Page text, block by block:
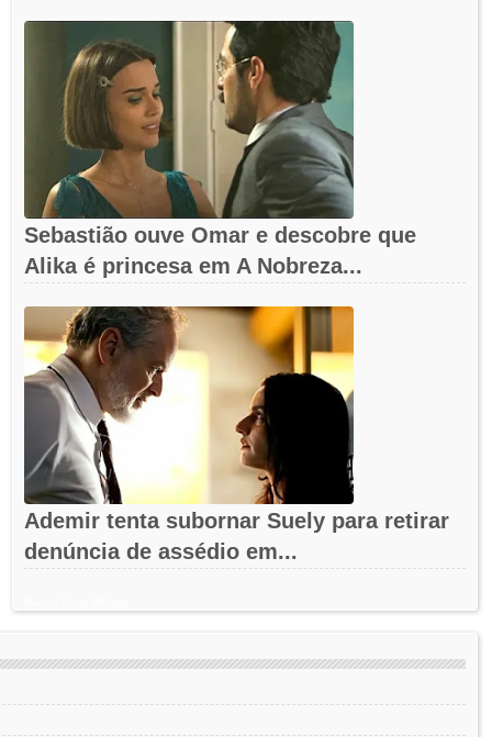
Sebastião ouve Omar e descobre que
Alika é princesa em A Nobreza...
Ademir tenta subornar Suely para retirar
denúncia de assédio em...